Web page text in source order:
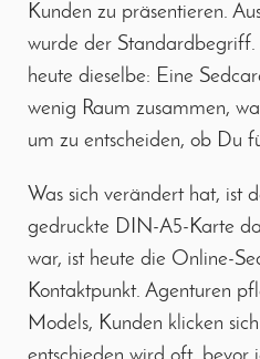
Kunden zu präsentieren.
wurde der
heute dieselbe: Eine
wenig Raum zusammen,
um zu entscheiden, ob Du
Was sich verändert hat, ist
gedruckte DIN-A5-Karte
war, ist heute die Online-
Kontaktpunkt. Agenturen
Models, Kunden klicken